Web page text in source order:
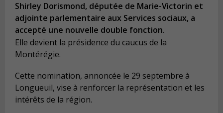
Shirley Dorismond, députée de Marie-Victorin et
adjointe parlementaire aux Services sociaux, a
accepté une nouvelle double fonction.
Elle devient la présidence du caucus de la
Montérégie.
Cette nomination, annoncée le 29 septembre à
Longueuil, vise à renforcer la représentation et les
intérêts de la région.